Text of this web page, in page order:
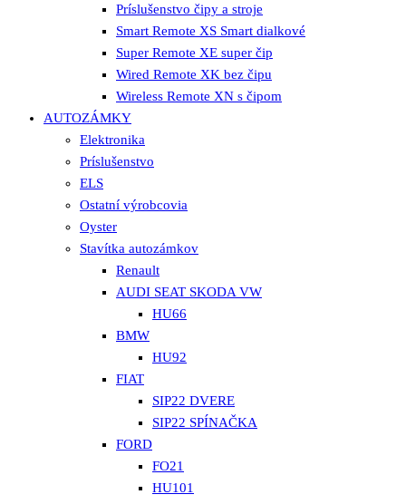
Príslušenstvo čipy a stroje
Smart Remote XS Smart dialkové
Super Remote XE super čip
Wired Remote XK bez čipu
Wireless Remote XN s čipom
AUTOZÁMKY
Elektronika
Príslušenstvo
ELS
Ostatní výrobcovia
Oyster
Stavítka autozámkov
Renault
AUDI SEAT SKODA VW
HU66
BMW
HU92
FIAT
SIP22 DVERE
SIP22 SPÍNAČKA
FORD
FO21
HU101